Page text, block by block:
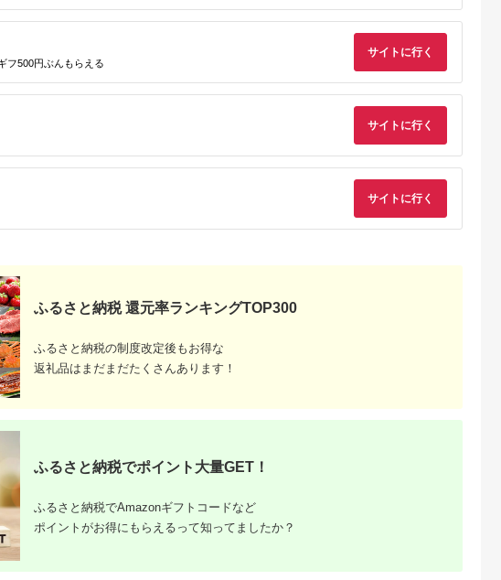
納
税
か
出典：楽天ふるさと納
税
【2027年1月より順次
ーツ 食品 柑橘 静岡市
5.0
出典：ふるさとチョイ
ス
有田みかん 蜜柑 柑橘
5.0
出典：ふるさとチョイ
ス
和歌山県 九度山町
【2026年12月～2027
5.0
出典：ふるさとチョ
和歌山県 太地町
＼ みかんの名産地 和
1月中旬ごろに順次発
有田みかん 蜜柑 柑橘
【hdm001-2A】
高松市のふるさと納
介
フ500円ぶんもらえる
サイトに行く
サイトに行く
サイトに行く
ふるさと納税 還元率ランキングTOP300
ふるさと納税の制度改定後もお得な
返礼品はまだまだたくさんあります！
ふるさと納税でポイント大量GET！
ふるさと納税でAmazonギフトコードなど
ポイントがお得にもらえるって知ってましたか？